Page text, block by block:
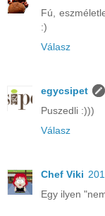
Fú,
:)
Válasz
egycsipet
Puszedli :)))
Válasz
Chef Viki
Egy ilyen